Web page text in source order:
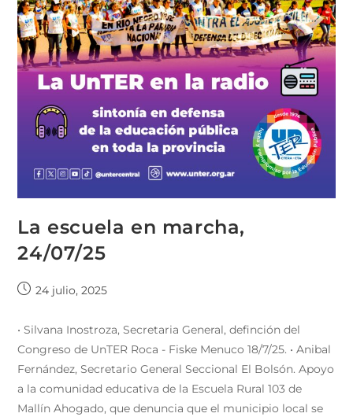
La escuela en marcha,
24/07/25
24 julio, 2025
• Silvana Inostroza, Secretaria General, definción del
Congreso de UnTER Roca - Fiske Menuco 18/7/25. • Anibal
Fernández, Secretario General Seccional El Bolsón. Apoyo
a la comunidad educativa de la Escuela Rural 103 de
Mallín Ahogado, que denuncia que el municipio local se